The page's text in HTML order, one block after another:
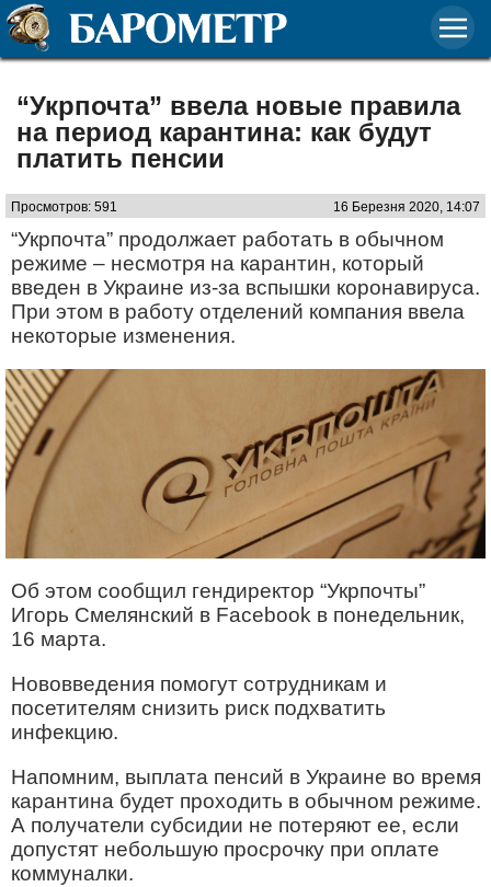
“Укрпочта” ввела новые правила
на период карантина: как будут
платить пенсии
Просмотров: 591 16 Березня 2020, 14:07
“Укрпочта” продолжает работать в обычном
режиме – несмотря на карантин, который
введен в Украине из-за вспышки коронавируса.
При этом в работу отделений компания ввела
некоторые изменения.
Об этом сообщил гендиректор “Укрпочты”
Игорь Смелянский в Facebook в понедельник,
16 марта.
Нововведения помогут сотрудникам и
посетителям снизить риск подхватить
инфекцию.
Напомним, выплата пенсий в Украине во время
карантина будет проходить в обычном режиме.
А получатели субсидии не потеряют ее, если
допустят небольшую просрочку при оплате
коммуналки.